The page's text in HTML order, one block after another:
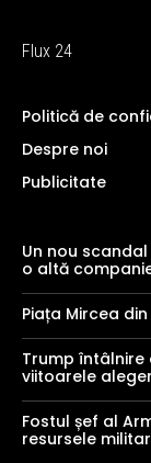
Flux 24
Politică de
Despre noi
Publicitate
Un nou
o altă
Piața Mircea
Trump întâlnire
viitoarele
Fostul șef al
resursele